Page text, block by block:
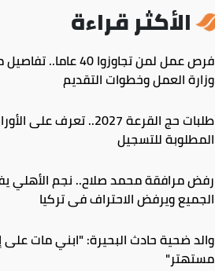
الأكثر قراءة
فرص عمل لمن تجاوزوا 40 عاما..
وزارة العمل وخطوات التقديم
طلبات حج القرعة 2027.. تعرف على
المطلوبة للتسجيل
رفض مرافقة محمد صلاح.. نجم الأهلي
الجميع ويرفض الاحتراف في تركيا
والد ضحية حادث البحيرة: "ابني مات على
مستهتر"